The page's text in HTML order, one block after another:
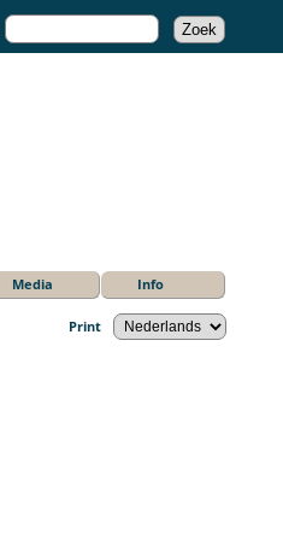
Media Info
Print